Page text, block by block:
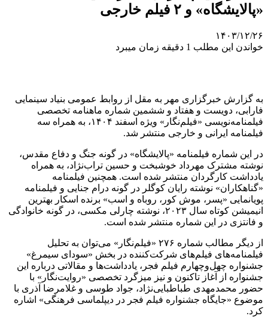
«پالایشگاه» و ۲ فیلم خارجی
۱۴۰۳/۱۲/۲۶
خواندن این مطلب 1 دقیقه زمان میبرد
به گزارش خبرگزاری مهر به مقل از روابط عمومی بنیاد سینمایی
فارابی، دویست ‌و هفتاد و ششمین شماره ماهنامه تخصصی
فیلمنامه‌نویسی «فیلم‌نگار» ویژه اسفند ۱۴۰۴، به همراه سه
فیلمنامه ایرانی و خارجی منتشر شد.
در این شماره فیلمنامه «پالایشگاه» در گونه جنگ و دفاع مقدس،
نوشته مشترک مهرداد خوشبخت و حسین تراب‌نژاد، به همراه
یادداشت کارگردان منتشر شده است. همچنین فیلمنامه
«گناهکاران» نوشته رایان کوگلر در گونه درام جنایی و فیلمنامه
پویانمایی «پسر، موش کور، روباه و اسب» برنده اسکار بهترین
انیمیشن کوتاه سال ۲۰۲۳، نوشته چارلی مکسی، در گونه خانوادگی
و فانتزی در این شماره منتشر شده است.
از دیگر مطالب شماره ۲۷۶ «فیلم‌نگار» می‌توان به تحلیل
فیلمنامه‌های فیلم‌های شرکت‌کننده در بخش «سودای سیمرغ»
جشنواره چهل‌وچهارم فیلم فجر، یادداشت‌ها و مقالاتی درباره این
جشنواره از آغاز تاکنون و نیز میزگرد تخصصی «روایت‌نگار» با
حضور محمدمهدی طباطبایی‌نژاد، جواد طوسی و غلامرضا آذری با
موضوع «جایگاه جشنواره فیلم فجر در دیپلماسی فرهنگی» اشاره
کرد.